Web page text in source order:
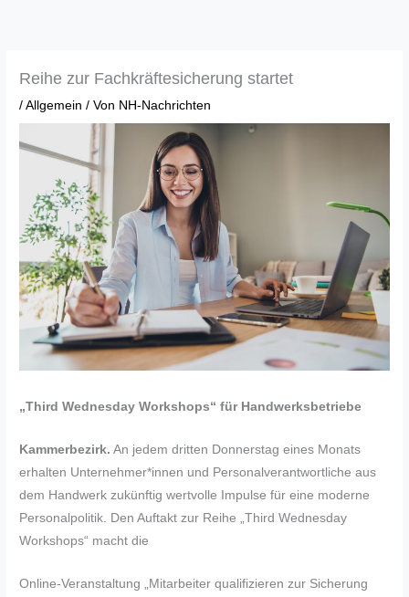
Reihe zur Fachkräftesicherung startet
/Allgemein / Von NH-Nachrichten
„Third Wednesday Workshops“ für Handwerksbetriebe
Kammerbezirk. An jedem dritten Donnerstag eines Monats
erhalten Unternehmer*innen und Personalverantwortliche aus
dem Handwerk zukünftig wertvolle Impulse für eine moderne
Personalpolitik. Den Auftakt zur Reihe „Third Wednesday
Workshops“ macht die
Online-Veranstaltung „Mitarbeiter qualifizieren zur Sicherung